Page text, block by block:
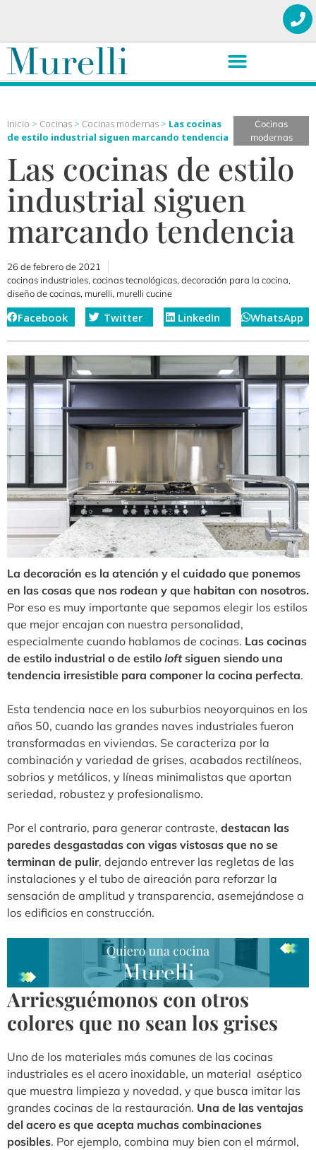
Inicio > Cocinas > Cocinas modernas > Las cocinas
de estilo industrial siguen marcando tendencia
Cocinas
modernas
Las cocinas de estilo
industrial siguen
marcando tendencia
26 de febrero de 2021
cocinas industriales, cocinas tecnológicas, decoración para la cocina,
diseño de cocinas, murelli, murelli cucine
Facebook Twitter LinkedIn WhatsApp
La decoración es la atención y el cuidado que ponemos
en las cosas que nos rodean y que habitan con nosotros.
Por eso es muy importante que sepamos elegir los estilos
que mejor encajan con nuestra personalidad,
especialmente cuando hablamos de cocinas. Las cocinas
de estilo industrial o de estilo loftsiguen siendo una
tendencia irresistible para componer la cocina perfecta.
Esta tendencia nace en los suburbios neoyorquinos en los
años 50, cuando las grandes naves industriales fueron
transformadas en viviendas. Se caracteriza por la
combinación y variedad de grises, acabados rectilíneos,
sobrios y metálicos, y líneas minimalistas que aportan
seriedad, robustez y profesionalismo.
Por el contrario, para generar contraste, destacan las
paredes desgastadas con vigas vistosas que no se
terminan de pulir, dejando entrever las regletas de las
instalaciones y el tubo de aireación para reforzar la
sensación de amplitud y transparencia, asemejándose a
los edificios en construcción.
Arriesguémonos con otros
colores que no sean los grises
Uno de los materiales más comunes de las cocinas
industriales es el acero inoxidable, un material aséptico
que muestra limpieza y novedad, y que busca imitar las
grandes cocinas de la restauración. Una de las ventajas
del acero es que acepta muchas combinaciones
posibles. Por ejemplo, combina muy bien con el mármol,